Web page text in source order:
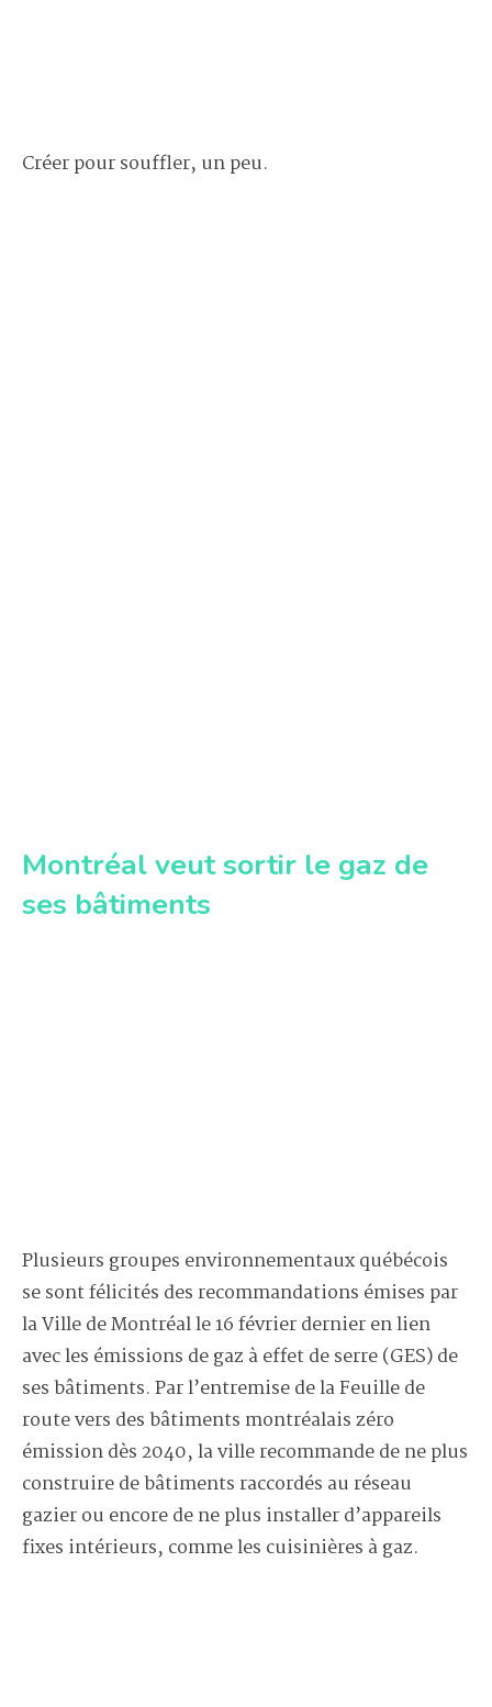
Créer pour souffler, un peu.
Montréal veut sortir le gaz de
ses bâtiments
Plusieurs groupes environnementauxquébécois
sesont félicités des recommandations émises par
la Ville de Montréal le 16 février dernierenlien
avec les émissions de gaz à effet de serre(GES)de
ses bâtiments.Par l’entremise de laFeuille de
route vers des bâtiments montréalais zéro
émission dès 2040, la ville recommande de ne plus
construire de bâtiments raccordés au réseau
gazier ou encore de ne plus installer d’appareils
fixes intérieurs, comme les cuisinières à gaz.